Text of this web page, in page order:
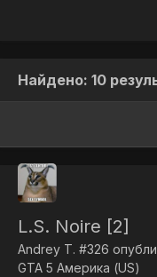
Найдено: 10
L.S. Noire [2]
Andrey T. #326
GTA 5 Америка (US)